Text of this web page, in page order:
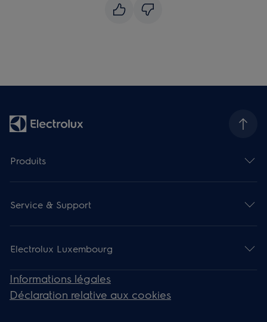
Produits
Service & Support
Electrolux Luxembourg
Informations légales
Déclaration relative aux cookies